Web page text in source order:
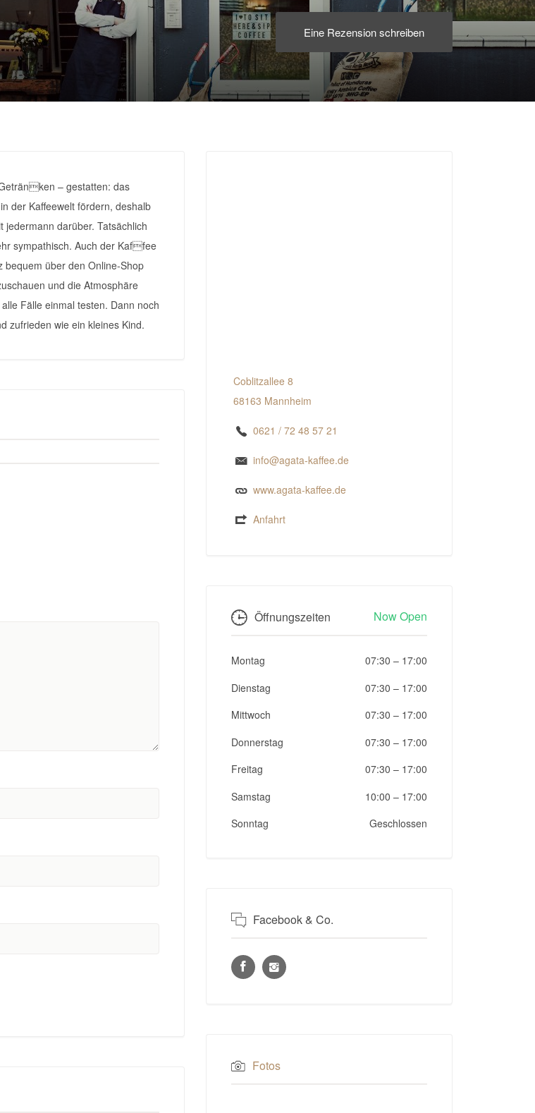
Eine Rezension schreiben
– gestatten: das
der Kaffeewelt fördern, deshalb
darüber. Tatsächlich
sympathisch. Auch der Kaffee
über den Online-Shop
und die Atmosphäre
Fälle einmal testen. Dann noch
zufrieden wie ein kleines Kind.
Coblitzallee 8
68163 Mannheim
0621 / 72 48 57 21
info@agata-kaffee.de
www.agata-kaffee.de
Anfahrt
Öffnungszeiten Now Open
Montag 07:30 – 17:00
Dienstag
07:30 – 17:00
Mittwoch
07:30 – 17:00
Donnerstag
07:30 – 17:00
Freitag
07:30 – 17:00
Samstag
10:00 – 17:00
Sonntag
Geschlossen
Facebook & Co.
Fotos